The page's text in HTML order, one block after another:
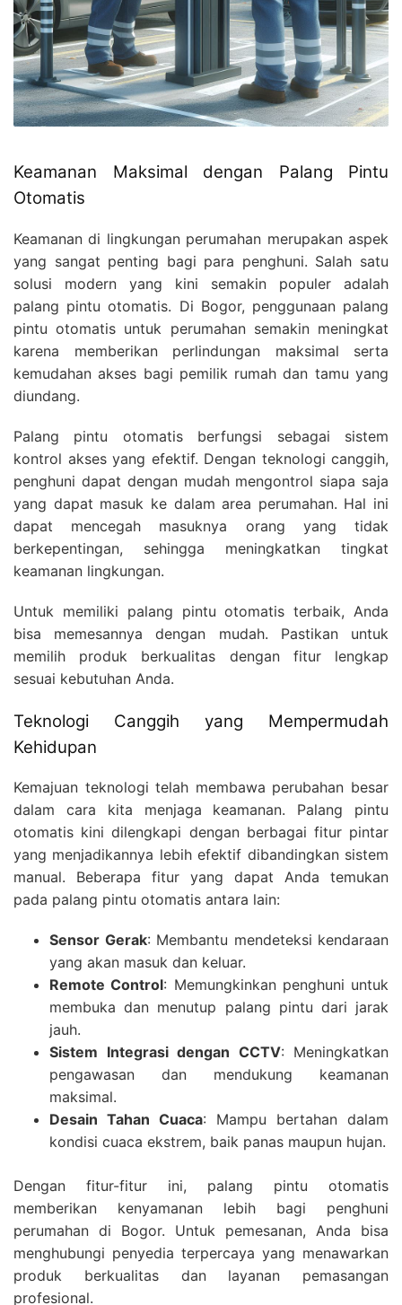
Keamanan Maksimal dengan Palang Pintu
Otomatis
Keamanan di lingkungan perumahan merupakan aspek
yang sangat penting bagi para penghuni. Salah satu
solusi modern yang kini semakin populer adalah
palang pintu otomatis. Di Bogor, penggunaan palang
pintu otomatis untuk perumahan semakin meningkat
karena memberikan perlindungan maksimal serta
kemudahan akses bagi pemilik rumah dan tamu yang
diundang.
Palang pintu otomatis berfungsi sebagai sistem
kontrol akses yang efektif. Dengan teknologi canggih,
penghuni dapat dengan mudah mengontrol siapa saja
yang dapat masuk ke dalam area perumahan. Hal ini
dapat mencegah masuknya orang yang tidak
berkepentingan, sehingga meningkatkan tingkat
keamanan lingkungan.
Untuk memiliki palang pintu otomatis terbaik, Anda
bisa memesannya dengan mudah. Pastikan untuk
memilih produk berkualitas dengan fitur lengkap
sesuai kebutuhan Anda.
Teknologi Canggih yang Mempermudah
Kehidupan
Kemajuan teknologi telah membawa perubahan besar
dalam cara kita menjaga keamanan. Palang pintu
otomatis kini dilengkapi dengan berbagai fitur pintar
yang menjadikannya lebih efektif dibandingkan sistem
manual. Beberapa fitur yang dapat Anda temukan
pada palang pintu otomatis antara lain:
Sensor Gerak: Membantu mendeteksi kendaraan
yang akan masuk dan keluar.
Remote Control: Memungkinkan penghuni untuk
membuka dan menutup palang pintu dari jarak
jauh.
Sistem Integrasi dengan CCTV: Meningkatkan
pengawasan dan mendukung keamanan
maksimal.
Desain Tahan Cuaca: Mampu bertahan dalam
kondisi cuaca ekstrem, baik panas maupun hujan.
Dengan fitur-fitur ini, palang pintu otomatis
memberikan kenyamanan lebih bagi penghuni
perumahan di Bogor. Untuk pemesanan, Anda bisa
menghubungi penyedia terpercaya yang menawarkan
produk berkualitas dan layanan pemasangan
profesional.